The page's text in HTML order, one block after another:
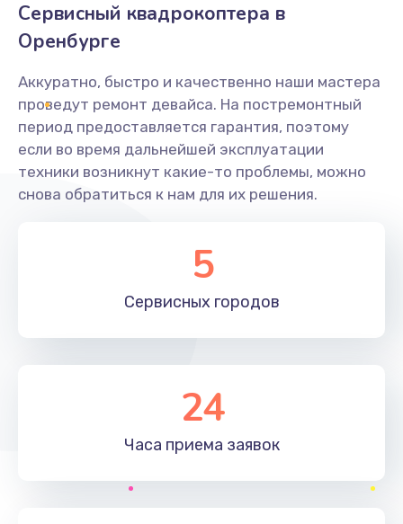
Сервисный квадрокоптера в
Оренбурге
Аккуратно, быстро и качественно наши мастера
проведут ремонт девайса. На постремонтный
период предоставляется гарантия, поэтому
если во время дальнейшей эксплуатации
техники возникнут какие-то проблемы, можно
снова обратиться к нам для их решения.
5
Сервисных городов
24
Часа приема заявок